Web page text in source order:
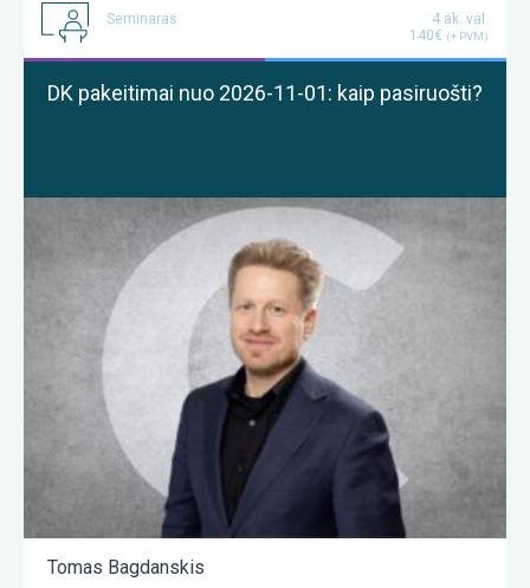
Seminaras
4 ak. val.
140€ (+ PVM)
DK pakeitimai nuo 2026-11-01: kaip pasiruošti?
Tomas Bagdanskis